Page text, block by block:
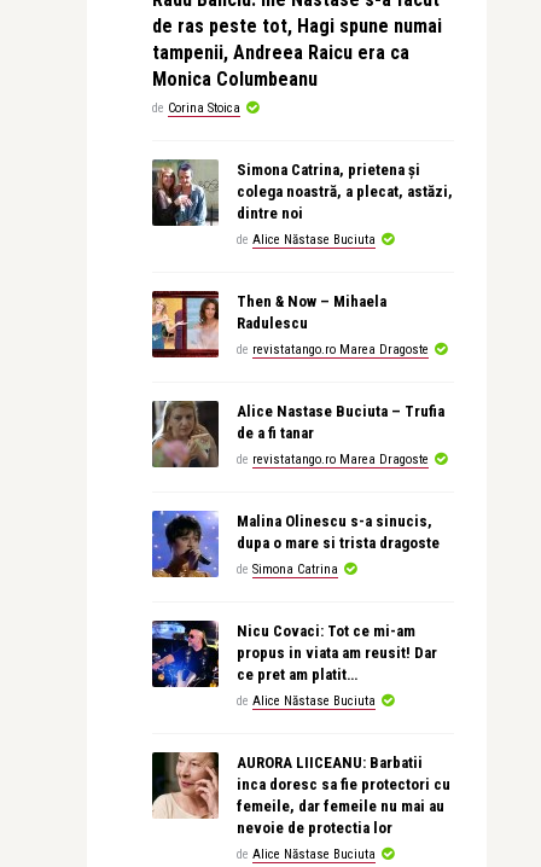
de ras peste tot, Hagi spune numai
tampenii, Andreea Raicu era ca
Monica Columbeanu
de Corina Stoica
Simona Catrina, prietena și
colega noastră, a plecat, astăzi,
dintre noi
de Alice Năstase Buciuta
Then & Now – Mihaela
Radulescu
de revistatango.ro Marea Dragoste
Alice Nastase Buciuta – Trufia
de a fi tanar
de revistatango.ro Marea Dragoste
Malina Olinescu s-a sinucis,
dupa o mare si trista dragoste
de Simona Catrina
Nicu Covaci: Tot ce mi-am
propus in viata am reusit! Dar
ce pret am platit…
de Alice Năstase Buciuta
AURORA LIICEANU: Barbatii
inca doresc sa fie protectori cu
femeile, dar femeile nu mai au
nevoie de protectia lor
de Alice Năstase Buciuta